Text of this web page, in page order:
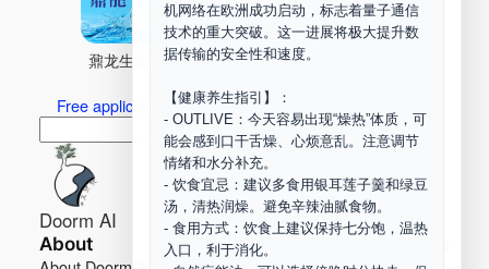
机网络在欧洲成功启动，标志着量子通信
技术的重大突破。这一进展将极大提升数
据传输的安全性和速度。
【健康养生指引】：
- OUTLIVE：今天容易出现“燥热”体质，可
能会感到口干舌燥、心烦意乱。注意调节
情绪和水分补充。
- 饮食宜忌：建议多食用银耳莲子羹和绿豆
汤，清热润燥。避免辛辣油腻食物。
- 食用方式：饮食上建议保持七分饱，温热
入口，利于消化。
鼐龙生物 PLM
Free application for “Healing Association Membership”
索
Search
Doorm AI
About